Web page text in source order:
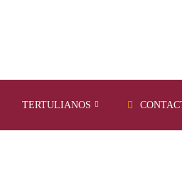
TERTULIANOS